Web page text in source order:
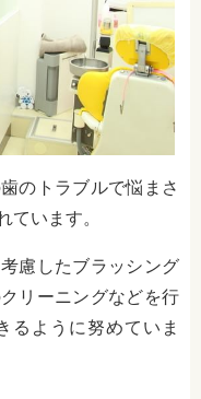
のトラブルで悩まさ
ています。
慮したブラッシング
リーニングなどを行
るように努めていま